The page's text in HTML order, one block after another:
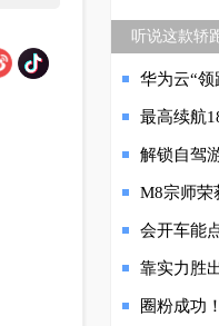
听说这款轿
华为云“领跑汽
最高续航
解锁自驾游花
M8宗师荣
会开车能点单
靠实力胜出！艾瑞
圈粉成功